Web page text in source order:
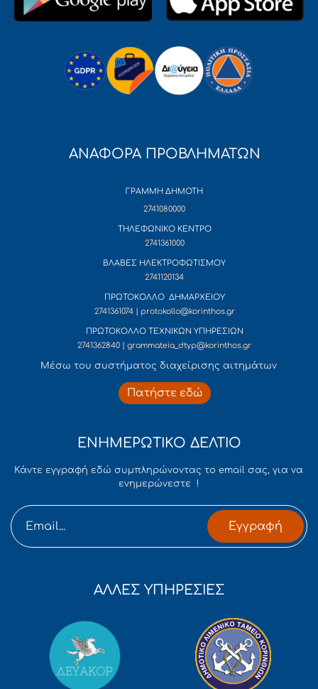
ΑΝΑΦΟΡΑ ΠΡΟΒΛΗΜΑΤΩΝ
ΓΡΑΜΜΗ ΔΗΜΟΤΗ
2741080000
ΤΗΛΕΦΩΝΙΚΟ ΚΕΝΤΡΟ
2741361000
ΒΛΑΒΕΣ ΗΛΕΚΤΡΟΦΩΤΙΣΜΟΥ
2741120134
ΠΡΩΤΟΚΟΛΛΟ ΔΗΜΑΡΧΕΙΟΥ
2741361074 | protokollo@korinthos.gr
ΠΡΩΤΟΚΟΛΛΟ ΤΕΧΝΙΚΩΝ ΥΠΗΡΕΣΙΩΝ
2741362840 | grammateia_dtyp@korinthos.gr
Mέσω του συστήματος διαχείρισης αιτημάτων
Πατήστε εδώ
ΕΝΗΜΕΡΩΤΙΚΟ ΔΕΛΤΙΟ
Κάντε εγγραφή εδώ συμπληρώνοντας το email σας, για να
ενημερώνεστε !
Εγγραφή
ΑΛΛΕΣ ΥΠΗΡΕΣΙΕΣ